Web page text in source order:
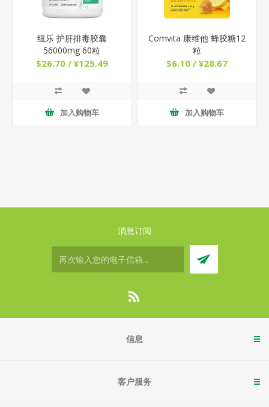
纽乐 护肝排毒胶囊
56000mg 60粒
$26.70 / ¥125.49
加入购物车
Comvita 康维他 蜂胶糖12
粒
$6.10 / ¥28.67
加入购物车
消息订阅
信息
客户服务